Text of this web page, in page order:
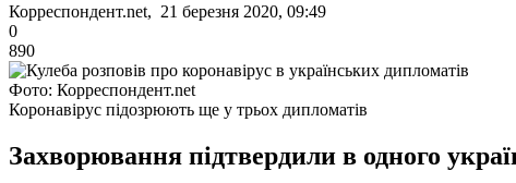
Корреспондент.net, 21 березня 2020, 09:49
0
890
Фото: Корреспондент.net
Коронавірус підозрюють ще у трьох дипломатів
Захворювання підтвердили в одного